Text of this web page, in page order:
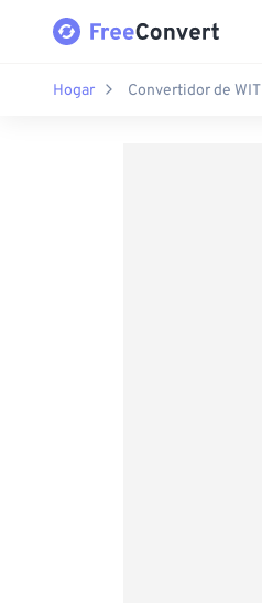
Hogar Convertidor de WIT